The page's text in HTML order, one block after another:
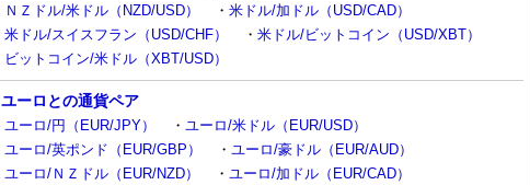
ＮＺドル/米ドル（NZD/USD） ・ 米ドル/加ドル（USD/CAD）
米ドル/スイスフラン（USD/CHF） ・ 米ドル/ビットコイン（USD/XBT）
ビットコイン/米ドル（XBT/USD）
ユーロとの通貨ペア
ユーロ/円（EUR/JPY） ・ ユーロ/米ドル（EUR/USD）
ユーロ/英ポンド（EUR/GBP） ・ ユーロ/豪ドル（EUR/AUD）
ユーロ/ＮＺドル（EUR/NZD） ・ ユーロ/加ドル（EUR/CAD）